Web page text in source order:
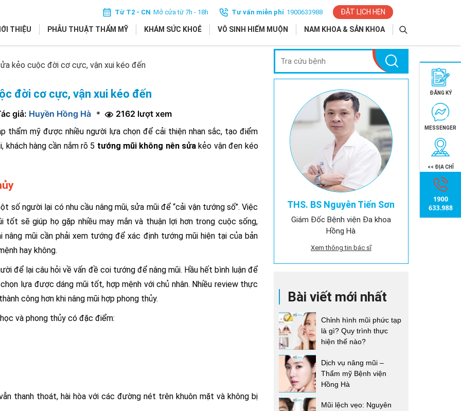
Từ T2 - CN Mở cửa từ 7h - 18h Tư vấn miễn phí 1900633988 ĐẶT LỊCH HẸN
THIỆU PHẪU THUẬT THẨM MỸ KHÁM SỨC KHOẺ VÔ SINH HIẾM MUỘN NAM KHOA & SẢN KHOA
kẻo cuộc đời cơ cực, vận xui kéo đến
đời cơ cực, vận xui kéo đến
giả: Huyền Hồng Hà * 2162 lượt xem
thẩm mỹ được nhiều người lựa chọn để cải thiện nhan sắc, tạo điểm
khách hàng cần nắm rõ 5 tướng mũi không nên sửa kẻo vận đen kéo
số người lại có nhu cầu nâng mũi, sửa mũi để “cải vận tướng số”. Việc
sẽ giúp họ gặp nhiều may mắn và thuận lợi hơn trong cuộc sống,
mũi cần phải xem tướng để xác định tướng mũi hiện tại của bản
hay không.
để lại câu hỏi về vấn đề coi tướng để nâng mũi. Hầu hết bình luận để
lựa được dáng mũi tốt, hợp mệnh với chủ nhân. Nhiều review thực
công hơn khi nâng mũi hợp phong thủy.
và phong thủy có đặc điểm:
thanh thoát, hài hòa với các đường nét trên khuôn mặt và không bị
THS. BS Nguyễn Tiến Sơn
Giám Đốc Bệnh viện Đa khoa
Hồng Hà
Xem thông tin bác sĩ
Bài viết mới nhất
Chỉnh hình mũi phức tạp
là gì? Quy trình thực
hiện thế nào?
Dịch vụ nâng mũi –
Thẩm mỹ Bệnh viện
Hồng Hà
Mũi lệch vẹo: Nguyên
ĐĂNG KÝ
MESSENGER
<< ĐỊA CHỈ